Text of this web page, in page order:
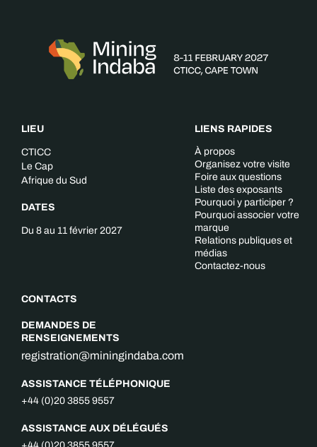
LIEU
CTICC
Le Cap
Afrique du Sud
DATES
Du 8 au 11 février 2027
CONTACTS
DEMANDES DE
RENSEIGNEMENTS
registration@miningindaba.com
ASSISTANCE TÉLÉPHONIQUE
+44 (0)20 3855 9557
ASSISTANCE AUX DÉLÉGUÉS
LIENS RAPIDES
À propos
Organisez votre visite
Foire aux questions
Liste des exposants
Pourquoi y participer ?
Pourquoi associer votre
marque
Relations publiques et
médias
Contactez-nous